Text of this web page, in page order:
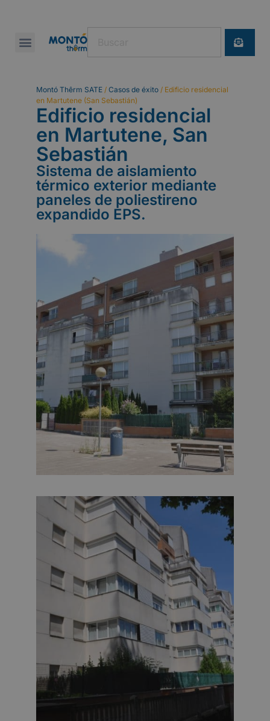
Montó Thêrm SATE / Casos de éxito / Edificio residencial
en Martutene (San Sebastián)
Edificio residencial
en Martutene, San
Sebastián
Sistema de aislamiento
térmico exterior mediante
paneles de poliestireno
expandido EPS.